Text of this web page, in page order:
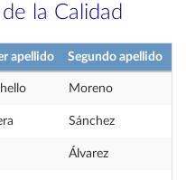
la Calidad
apellido Segundo apellido
Moreno
Sánchez
Álvarez